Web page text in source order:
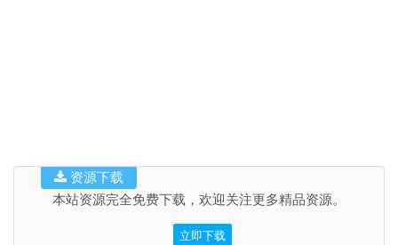
本站资源完全免费下载，欢迎关注更多精品资源。
立即下载
资源下载